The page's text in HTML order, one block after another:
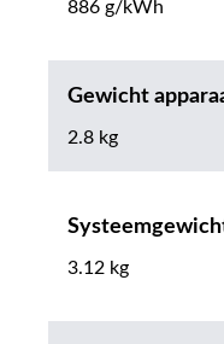
886 g/kWh
Gewicht
2.8 kg
3.12 kg